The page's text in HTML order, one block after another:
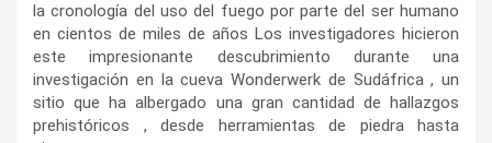
la cronología del uso del fuego por parte del ser humano
en cientos de miles de años Los investigadores hicieron
este impresionante descubrimiento durante una
investigación en la cueva Wonderwerk de Sudáfrica , un
sitio que ha albergado una gran cantidad de hallazgos
prehistóricos , desde herramientas de piedra hasta